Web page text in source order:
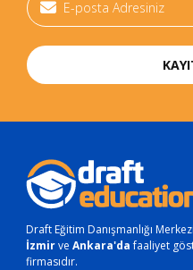
Draft Eğitim Danışmanlığı Merkezi
İzmirve Ankara'dafaaliyet
firmasıdır.